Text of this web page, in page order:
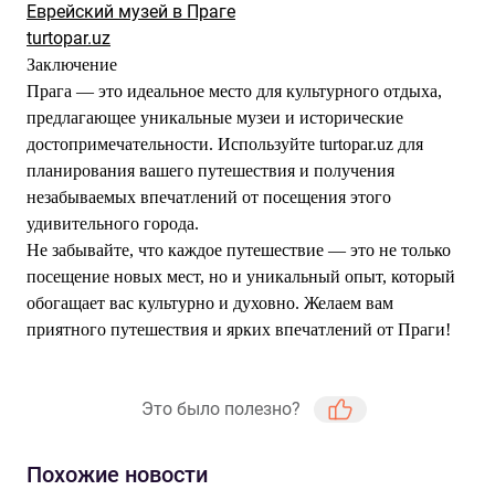
Еврейский музей в Праге
turtopar.uz
Заключение
Прага — это идеальное место для культурного отдыха,
предлагающее уникальные музеи и исторические
достопримечательности. Используйте turtopar.uz для
планирования вашего путешествия и получения
незабываемых впечатлений от посещения этого
удивительного города.
Не забывайте, что каждое путешествие — это не только
посещение новых мест, но и уникальный опыт, который
обогащает вас культурно и духовно. Желаем вам
приятного путешествия и ярких впечатлений от Праги!
Это было полезно?
Похожие новости